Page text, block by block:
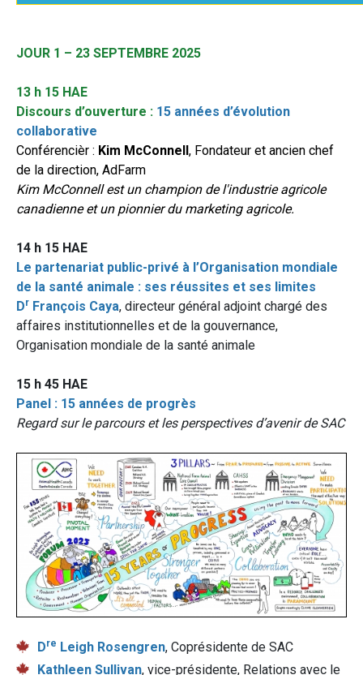
JOUR 1 – 23 SEPTEMBRE 2025
13 h 15 HAE
Discours d’ouverture : 15 années d’évolution
collaborative
Conférencièr : Kim McConnell, Fondateur et ancien chef
de la direction, AdFarm
Kim McConnell est un champion de l'industrie agricole
canadienne et un pionnier du marketing agricole.
14 h 15 HAE
Le partenariat public-privé à l’Organisation mondiale
de la santé animale : ses réussites et ses limites
Dr François Caya, directeur général adjoint chargé des
affaires institutionnelles et de la gouvernance,
Organisation mondiale de la santé animale
15 h 45 HAE
Panel : 15 années de progrès
Regard sur le parcours et les perspectives d’avenir de SAC
Dre Leigh Rosengren, Coprésidente de SAC
Kathleen Sullivan, vice-présidente, Relations avec le